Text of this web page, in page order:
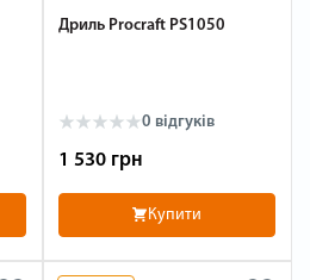
Дриль Procraft PS1050
0 відгуків
1 530 грн
Купити